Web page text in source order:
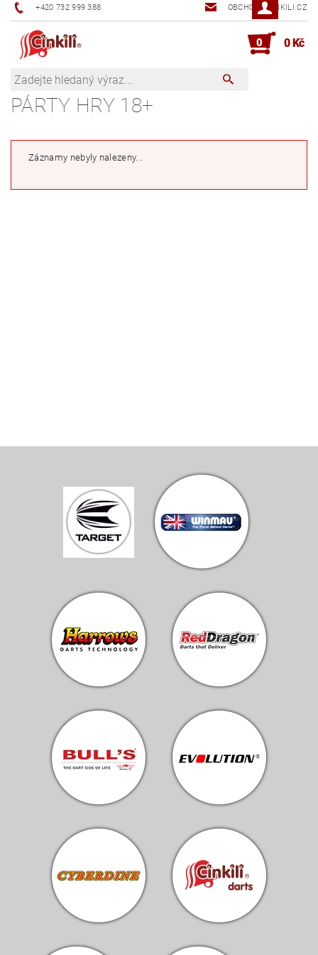
+420 732 999 388 OBCHOD@CINKILI.CZ
0 0 Kč
PÁRTY HRY 18+
Záznamy nebyly nalezeny...